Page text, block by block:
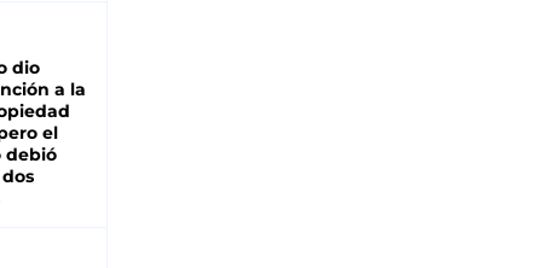
dio
a la
el
debió